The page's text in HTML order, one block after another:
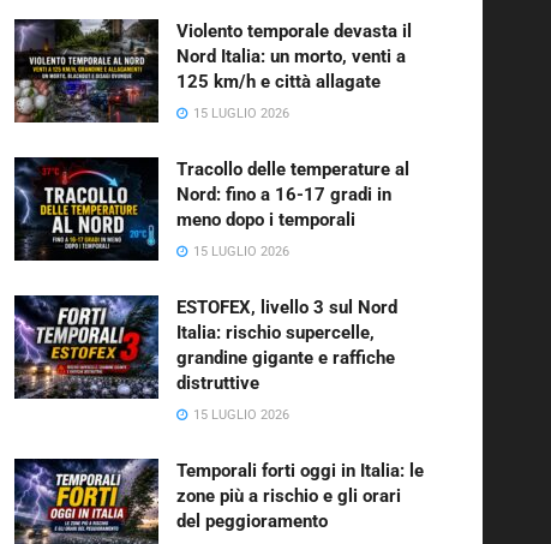
Violento temporale devasta il
Nord Italia: un morto, venti a
125 km/h e città allagate
15 LUGLIO 2026
Tracollo delle temperature al
Nord: fino a 16-17 gradi in
meno dopo i temporali
15 LUGLIO 2026
ESTOFEX, livello 3 sul Nord
Italia: rischio supercelle,
grandine gigante e raffiche
distruttive
15 LUGLIO 2026
Temporali forti oggi in Italia: le
zone più a rischio e gli orari
del peggioramento